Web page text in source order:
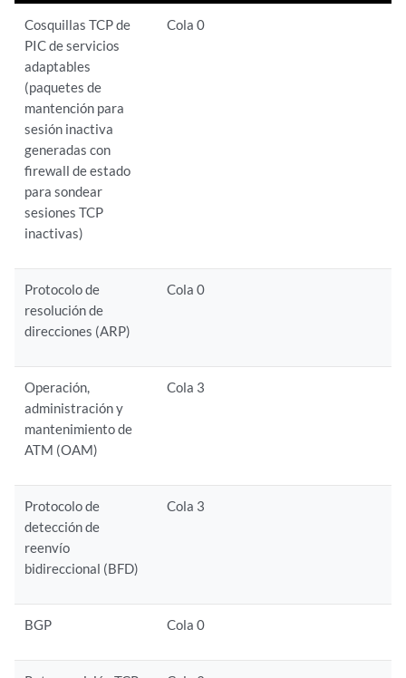
Cosquillas TCP de
PIC de servicios
adaptables
(paquetes de
mantención para
sesión inactiva
generadas con
firewall de estado
para sondear
sesiones TCP
inactivas)
Cola 0
Protocolo de
resolución de
direcciones (ARP)
Cola 0
Operación,
administración y
mantenimiento de
ATM (OAM)
Cola 3
Protocolo de
detección de
reenvío
bidireccional (BFD)
Cola 3
BGP Cola 0